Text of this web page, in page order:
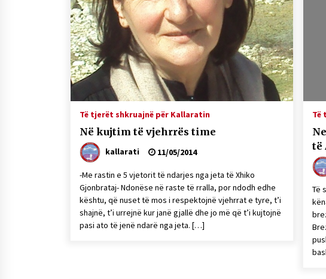
Të tjerët shkruajnë për Kallaratin
Në kujtim të vjehrrës time
kallarati 11/05/2014
-Me rastin e 5 vjetorit të ndarjes nga jeta të Xhiko
Gjonbrataj- Ndonëse në raste të rralla, por ndodh edhe
kështu, që nuset të mos i respektojnë vjehrrat e tyre, t’i
shajnë, t’i urrejnë kur janë gjallë dhe jo më që t’i kujtojnë
pasi ato të jenë ndarë nga jeta. […]
Të
të
Të